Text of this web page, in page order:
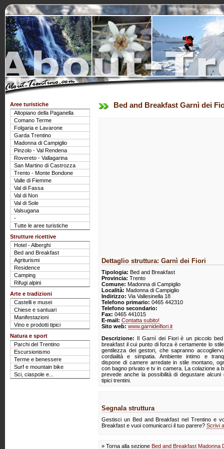
Bed and Breakfast Garnì dei
Dettaglio struttura: Garnì dei Fiori
Tipologia: Bed and Breakfast
Provincia: Trento
Comune: Madonna di Campiglio
Località: Madonna di Campiglio
Indirizzo: Via Vallesinella 18
Telefono primario: 0465 442310
Telefono secondario:
Fax: 0465 441015
E-mail: Contatta subito!
Sito web: www.garnideifiori.it
Descrizione: Il Garnì dei Fiori è un piccolo
breakfast il cui punto di forza è certamente lo
gentilezza dei gestori, che sapranno
cordialità e simpatia. Ambiente intimo e
dispone di camere arredate in stile montano,
con bagno privato e tv in camera. La colazione a
prevede anche la possibilità di degustare alcuni
tipici trentini.
Segnala struttura
Gestisci un Bed and Breakfast nel Trentino e
Breakfast e vuoi comunicarci il tuo parere? Scrivi
» Torna alla sezione Bed and Breakfast Madonna
Aree turistiche
Altopiano della Paganella
Comano Terme
Folgaria e Lavarone
Garda Trentino
Madonna di Campiglio
Pinzolo - Val Rendena
Rovereto - Vallagarina
San Martino di Castrozza
Trento - Monte Bondone
Valle di Fiemme
Val di Fassa
Val di Non
Val di Sole
Valsugana
-
Tutte le aree turistiche
Strutture ricettive
Hotel - Alberghi
Bed and Breakfast
Agriturismi
Residence
Camping
Rifugi alpini
Arte e tradizioni
Castelli e musei
Chiese e santuari
Manifestazioni
Vino e prodotti tipici
Natura e sport
Parchi del Trentino
Escursionismo
Terme e benessere
Surf e mountain bike
Sci, ciaspole e...